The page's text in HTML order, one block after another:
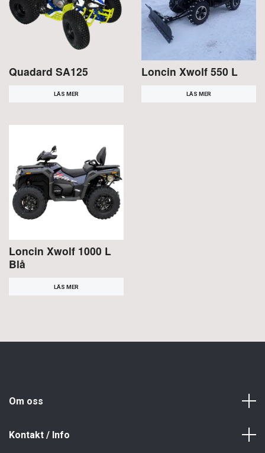
Quadard SA125
LÄS MER
Loncin Xwolf 550 L
LÄS MER
Loncin Xwolf 1000 L
Blå
LÄS MER
Om oss
Kontakt / Info